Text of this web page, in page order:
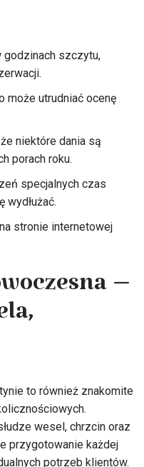
godzinach szczytu,
może utrudniać ocenę
niektóre dania są
porach roku.
specjalnych czas
wydłużać.
stronie internetowej
–
to również znakomite
wesel, chrzcin oraz
przygotowanie każdej
potrzeb klientów.